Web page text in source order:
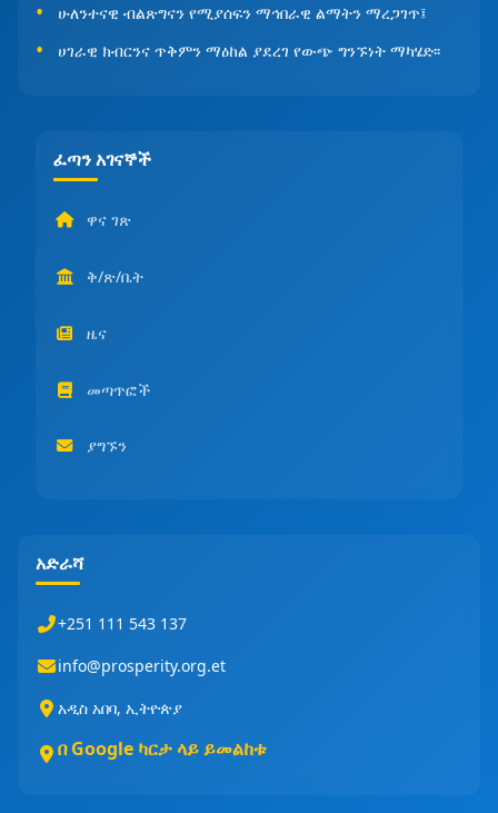
ሁለንተናዊ ብልጽግናን የሚያሰፍን ማኅበራዊ ልማትን ማረጋገጥ፤
ሀገራዊ ክብርንና ጥቅምን ማዕከል ያደረገ የውጭ ግንኙነት ማካሄድ፡፡
ፈጣን አገናኞች
ዋና ገጽ
ቅ/ጽ/ቤት
ዜና
መጣጥፎች
ያግኙን
አድራሻ
+251 111 543 137
info@prosperity.org.et
አዲስ አበባ, ኢትዮጵያ
በ Google ካርታ ላይ ይመልከቱ